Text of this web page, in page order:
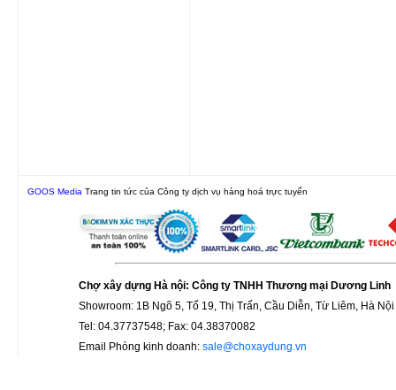
GOOS Media Trang tin tức của Công ty dịch vụ hàng hoá trực tuyến
Chợ xây dựng Hà nội: Công ty TNHH Thương mại Dương Linh
Showroom: 1B Ngõ 5, Tổ 19, Thị Trấn, Cầu Diễn, Từ Liêm, Hà Nội
Tel: 04.37737548; Fax: 04.38370082
Email Phòng kinh doanh: sale@choxaydung.vn